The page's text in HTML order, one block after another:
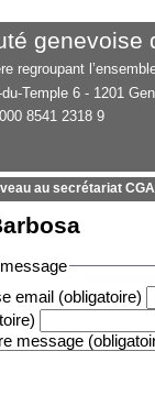
genevoise
regroupant
Temple 6 - 1201
8541 2318 9
au secrétariat
Votre adresse email (obligatoire)
Texte de votre message